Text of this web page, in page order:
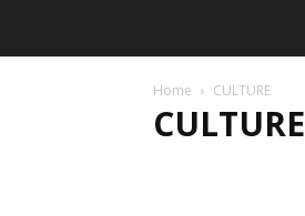
Home CULTURE
CULTURE